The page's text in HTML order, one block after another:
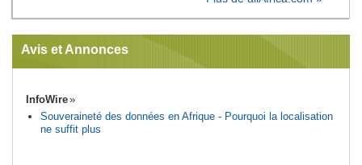
Avis et Annonces
InfoWire
Souveraineté des données en Afrique - Pourquoi la localisation
ne suffit plus